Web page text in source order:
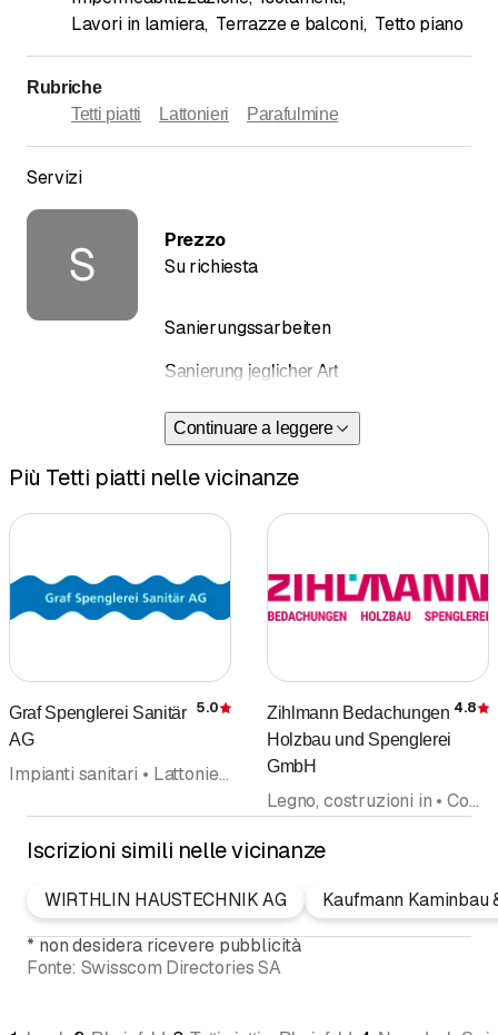
Lavori in lamiera, Terrazze e balconi, Tetto piano
Rubriche
Tetti piatti
Lattonieri Parafulmine
Servizi
S
Sanierungssarbeiten
Sanierung jeglicher Art
Continuare a leggere
Prezzo
Su richiesta
Più Tetti piatti nelle vicinanze
Graf Spenglerei Sanitär
AG
Recensione
5.0
Impianti sanitari • Lattonieri • Parafulmine • Tetti piatti • Tecnica per case • Sanitario, servizio di emergenza • Rinnovamento sale da bagno
Zihlmann Bedachungen
Holzbau und Spenglerei
GmbH
4.8
Legno, costruzioni in • Copertura tetti • Lattonieri • Facciate • Tetti piatti • Rinnovazione • Abbaini
Iscrizioni simili nelle vicinanze
WIRTHLIN HAUSTECHNIK AG
Kaufmann Kaminbau
* non desidera ricevere pubblicità
Fonte: Swisscom Directories SA